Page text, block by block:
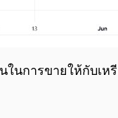
ในการขายให้กับเ